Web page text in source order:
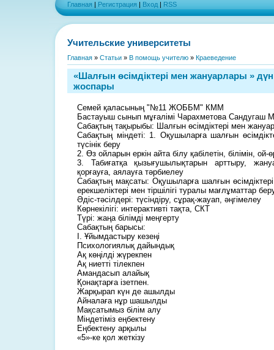
Главная | Регистрация | Вход | RSS
Учительские университеты
Главная » Статьи » В помощь учителю » Краеведение
«Шалғын өсімдіктері мен жануарлары »
жоспары
Семей қаласының "№11 ЖОББМ" КММ
Бастауыш сынып мұғалімі Чарахметова Сандугаш
Сабақтың тақырыбы: Шалғын өсімдіктері мен
Сабақтың міндеті: 1. Оқушыларға шалғын
түсінік беру
2. Өз ойларын еркін айта білу қабілетін, білімін, ой-
3. Табиғатқа қызығушылықтарын арттыру,
қорғауға, аялауға тәрбиелеу
Сабақтың мақсаты: Оқушыларға шалғын
ерекшеліктері мен тіршілігі туралы мағлұматтар
Әдіс-тәсілдері: түсіндіру, сұрақ-жауап, әңгімелеу
Көрнекілігі: интерактивті тақта, СКТ
Түрі: жаңа білімді меңгерту
Сабақтың барысы:
І. Ұйымдастыру кезеңі
Психологиялық дайындық
Ақ көңілді жүрекпен
Ақ ниетті тілекпен
Амандасып алайық
Қонақтарға ізетпен.
Жарқырап күн де ашылды
Айналаға нұр шашылды
Мақсатымыз білім алу
Міндетіміз еңбектену
Еңбектену арқылы
«5»-ке қол жеткізу